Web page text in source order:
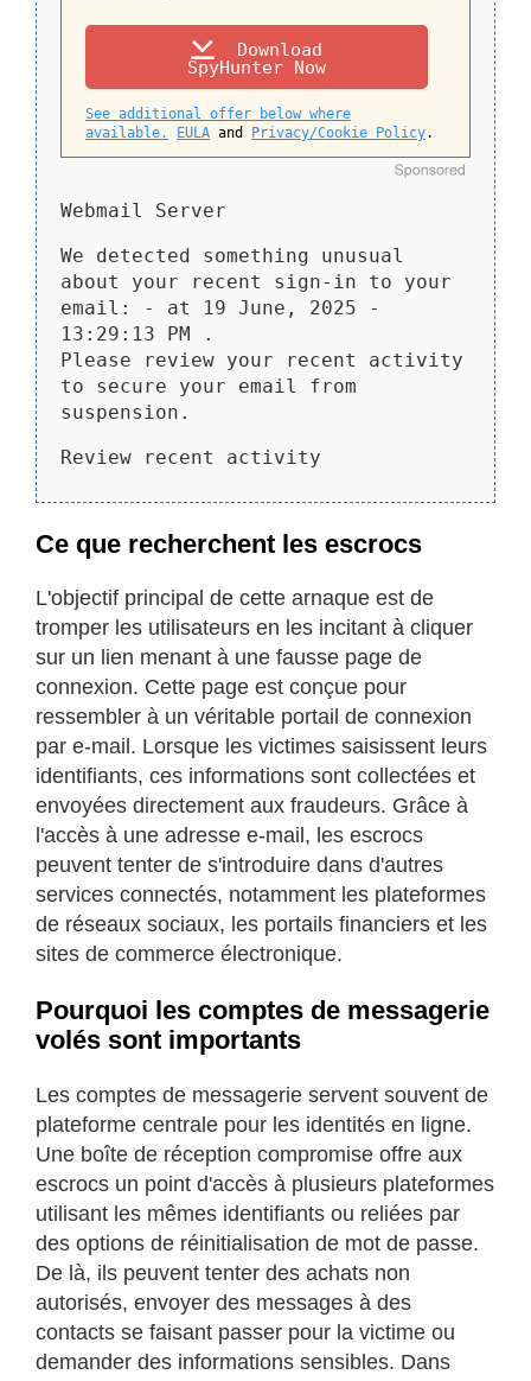
Download
SpyHunter Now
See additional offer below where
available.
EULA and Privacy/Cookie Policy.
Webmail Server
We detected something unusual
about your recent sign-in to your
email: - at 19 June, 2025 -
13:29:13 PM .
Please review your recent activity
to secure your email from
suspension.
Review recent activity
Ce que recherchent les escrocs
L'objectif principal de cette arnaque est de
tromper les utilisateurs en les incitant à cliquer
sur un lien menant à une fausse page de
connexion. Cette page est conçue pour
ressembler à un véritable portail de connexion
par e-mail. Lorsque les victimes saisissent leurs
identifiants, ces informations sont collectées et
envoyées directement aux fraudeurs. Grâce à
l'accès à une adresse e-mail, les escrocs
peuvent tenter de s'introduire dans d'autres
services connectés, notamment les plateformes
de réseaux sociaux, les portails financiers et les
sites de commerce électronique.
Pourquoi les comptes de messagerie
volés sont importants
Les comptes de messagerie servent souvent de
plateforme centrale pour les identités en ligne.
Une boîte de réception compromise offre aux
escrocs un point d'accès à plusieurs plateformes
utilisant les mêmes identifiants ou reliées par
des options de réinitialisation de mot de passe.
De là, ils peuvent tenter des achats non
autorisés, envoyer des messages à des
contacts se faisant passer pour la victime ou
demander des informations sensibles. Dans